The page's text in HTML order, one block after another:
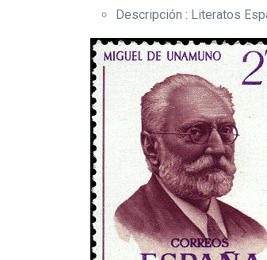
Descripción : Literatos